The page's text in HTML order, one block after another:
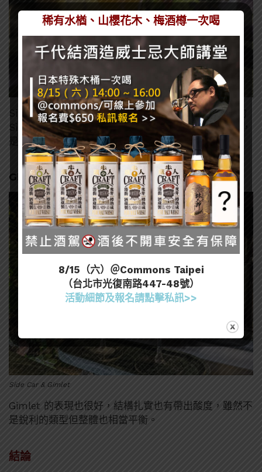
Side Car 是一杯具有一點難度的調酒，Nadarrach 的
Side Car 平衡相當不錯，會做出一點類似乳酸的口感，
是一杯水準之上的調酒。
Gimlet
Side Car & Gimlet
Gimlet 的表現也很好，結構扎實也有帶出酸度，雖然不
是銳利的類型但整體也相當平衡。
結論
稀有水楢、山櫻花木、梅酒樽一次喝
8/15（六）＠Commons Taipei
（台北市光復南路447-48號）
活動細節及報名請點擊私訊>>